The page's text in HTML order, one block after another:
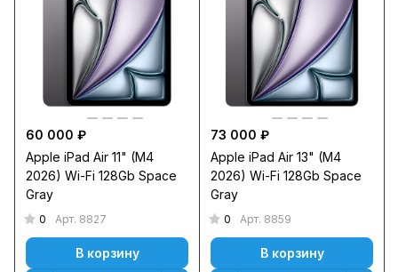
60 000 ₽
Apple iPad Air 11" (M4
2026) Wi-Fi 128Gb Space
Gray
0 Арт. 8827
В корзину
73 000 ₽
Apple iPad Air 13" (M4
2026) Wi-Fi 128Gb Space
Gray
0 Арт. 8859
В корзину